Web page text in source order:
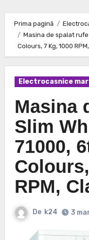
Prima pagină
Masina de spalat rufe
Colours, 7 Kg, 1000
Electrocasnice
Masina
Slim
71000,
RPM,
De k24 3